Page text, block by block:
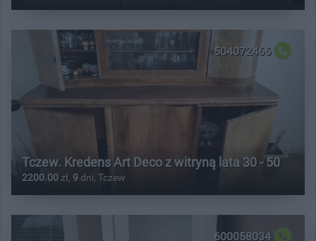
504072466
Tczew. Kredens Art Deco z witryną lata 30 - 50
2200.00 zł, 9 dni, Tczew
600058034